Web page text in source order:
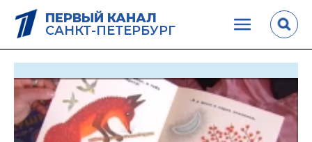
ПЕРВЫЙ КАНАЛ
САНКТ-ПЕТЕРБУРГ